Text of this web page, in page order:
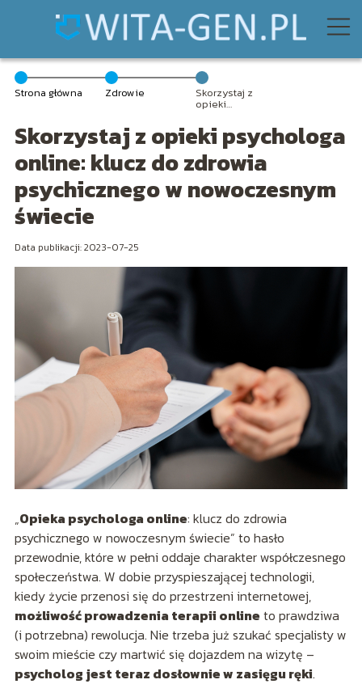
Strona główna Zdrowie Skorzystaj z
opieki
online: klucz do
zdrowia
psychicznego w
nowoczesnym
świecie
Skorzystaj z opieki psychologa
online: klucz do zdrowia
psychicznego w nowoczesnym
świecie
Data publikacji: 2023-07-25
„Opieka psychologa online: klucz do zdrowia
psychicznego w nowoczesnym świecie” to hasło
przewodnie, które w pełni oddaje charakter współczesnego
społeczeństwa. W dobie przyspieszającej technologii,
kiedy życie przenosi się do przestrzeni internetowej,
możliwość prowadzenia terapii online to prawdziwa
(i potrzebna) rewolucja. Nie trzeba już szukać specjalisty w
swoim mieście czy martwić się dojazdem na wizytę –
psycholog jest teraz dosłownie w zasięgu ręki.